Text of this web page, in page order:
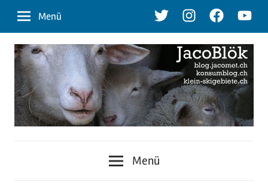
Inhalt
TwitterInstagramFacebook
Menü
Menü